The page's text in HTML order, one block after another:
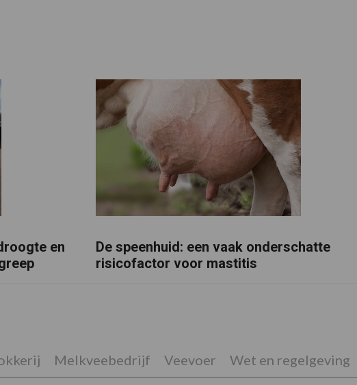
en
De speenhuid: een vaak onderschatte
risicofactor voor mastitis
Melkveebedrijf Veevoer Wet en regelgeving